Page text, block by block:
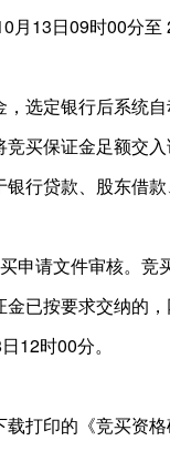
月13日09时00分
选定银行后系统
买保证金足额交
行贷款、股东借
申请文件审核。
已按要求交纳的
12时00分。
打印的《竞买资